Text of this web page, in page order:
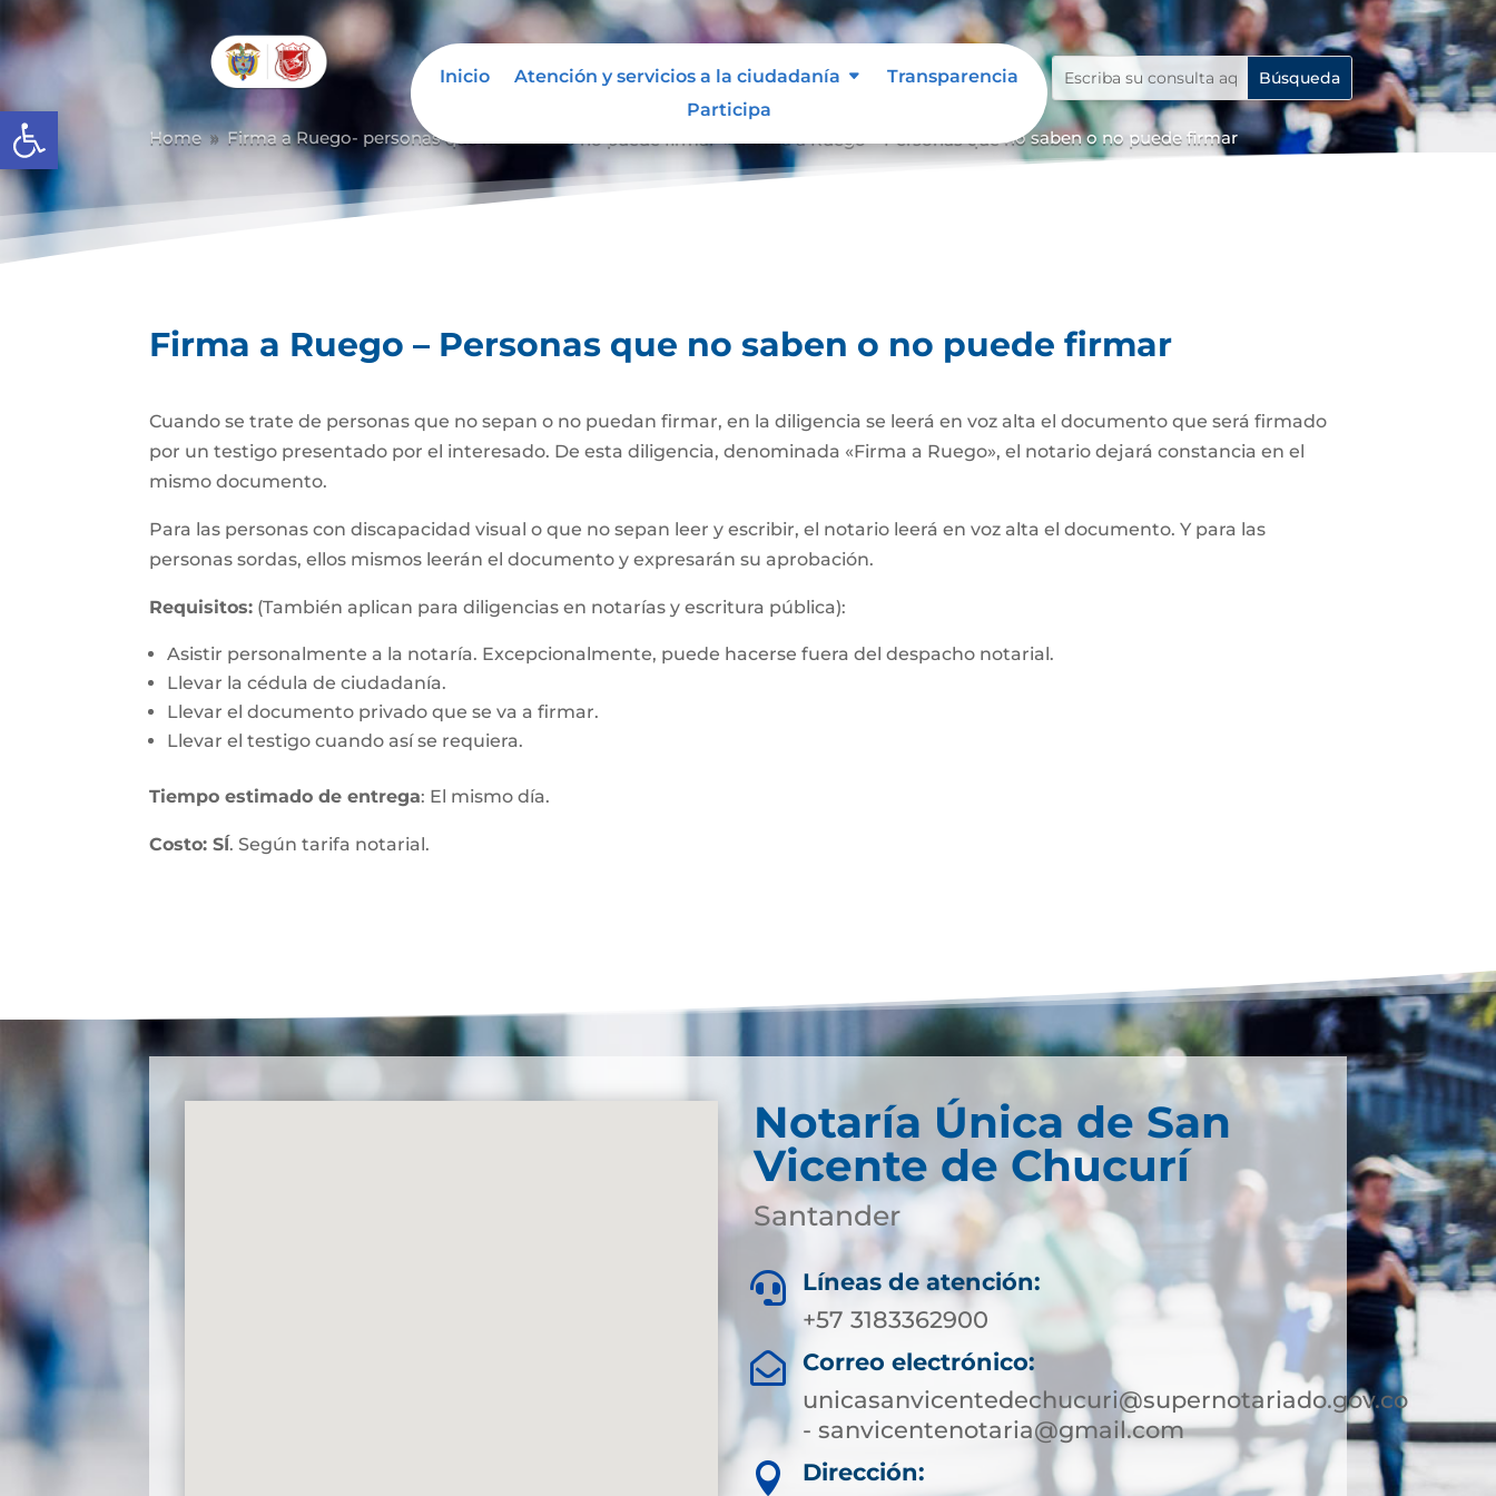
Abrir barra de herramientas
Inicio Atención y servicios a la ciudadanía
Transparencia
Participa
Home 9 Firma a Ruego- personas que no saben o no puede firmar Firma a Ruego – Personas que no saben o no puede firmar
Firma a Ruego – Personas que no saben o no puede firmar
Cuando se trate de personas que no sepan o no puedan firmar, en la diligencia se leerá en voz alta el documento que será firmado
por un testigo presentado por el interesado. De esta diligencia, denominada «Firma a Ruego», el notario dejará constancia en el
mismo documento.
Para las personas con discapacidad visual o que no sepan leer y escribir, el notario leerá en voz alta el documento. Y para las
personas sordas, ellos mismos leerán el documento y expresarán su aprobación.
Requisitos: (También aplican para diligencias en notarías y escritura pública):
Asistir personalmente a la notaría. Excepcionalmente, puede hacerse fuera del despacho notarial.
Llevar la cédula de ciudadanía.
Llevar el documento privado que se va a firmar.
Llevar el testigo cuando así se requiera.
Tiempo estimado de entrega: El mismo día.
Costo: SÍ. Según tarifa notarial.
Notaría Única de San
Vicente de Chucurí
Santander

Líneas de atención:
+57 3183362900

Correo electrónico:
unicasanvicentedechucuri@supernotariado.gov.co
- sanvicentenotaria@gmail.com
 Dirección: